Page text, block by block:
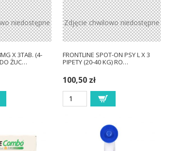
niedostępne
X 3TAB. (4-
ŻUC…
Zdjęcie chwilowo niedostępne
FRONTLINE SPOT-ON PSY L X 3
PIPETY (20-40 KG) RO…
100,50 zł